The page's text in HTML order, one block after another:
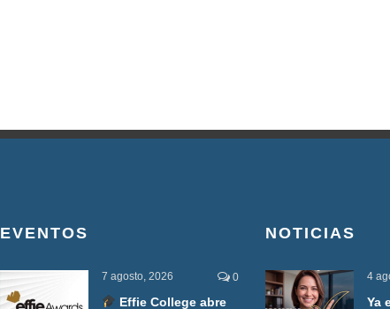
EVENTOS
7 agosto, 2026 0
Effie College abre
NOTICIAS
4
Ya